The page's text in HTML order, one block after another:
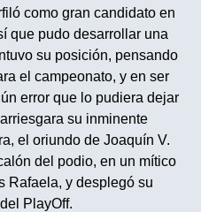
como gran candidato en
que pudo desarrollar una
su posición, pensando
el campeonato, y en ser
error que lo pudiera dejar
su inminente
el oriundo de Joaquín V.
del podio, en un mítico
Rafaela, y desplegó su
PlayOff.